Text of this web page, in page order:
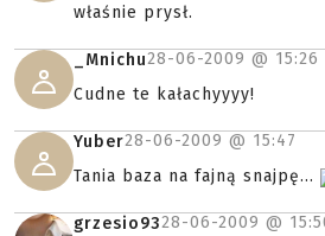
właśnie prysł.
_Mnichu28-06-2009 @ 15:26
Cudne te kałachyyyy!
Yuber28-06-2009 @ 15:47
Tania baza na fajną snajpę...
grzesio9328-06-2009 @